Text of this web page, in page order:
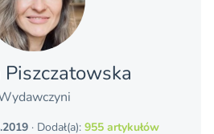
Piszczatowska
· Dodał(a): 955 artykułów